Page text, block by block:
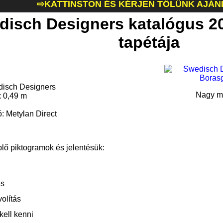
⇨KATTINSTON ÉS KÉRJEN TŐLÜNK
Designers katalógus
tapétája
Designers
0,49 m
Metylan Direct
piktogramok és jelentésük:
kenni
Nagy